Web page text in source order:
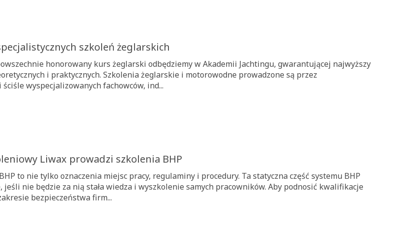
szkoleń żeglarskich
honorowany kurs żeglarski odbędziemy w Akademii Jachtingu, gwarantującej najwyższy
i praktycznych. Szkolenia żeglarskie i motorowodne prowadzone są przez
ściśle wyspecjalizowanych fachowców, ind...
Liwax prowadzi szkolenia BHP
to nie tylko oznaczenia miejsc pracy, regulaminy i procedury. Ta statyczna część systemu BHP
jeśli nie będzie za nią stała wiedza i wyszkolenie samych pracowników. Aby podnosić kwalifikacje
bezpieczeństwa firm...